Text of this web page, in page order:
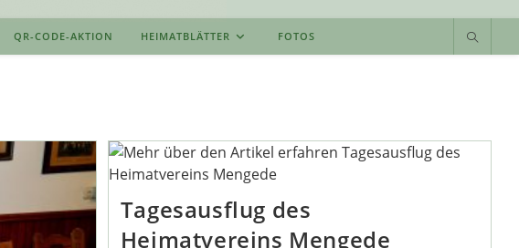
QR-CODE-AKTION HEIMATBLÄTTER FOTOS
Tagesausflug des
Heimatvereins Mengede